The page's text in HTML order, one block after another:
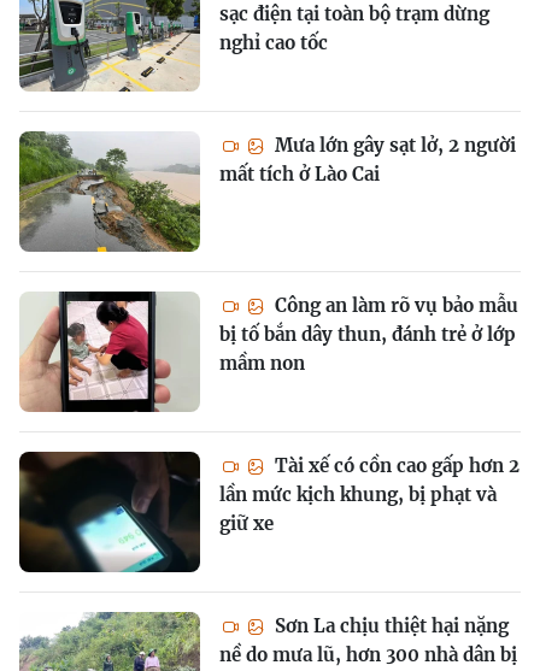
sạc điện tại toàn bộ trạm dừng
nghỉ cao tốc
Mưa lớn gây sạt lở, 2 người
mất tích ở Lào Cai
Công an làm rõ vụ bảo mẫu
bị tố bắn dây thun, đánh trẻ ở lớp
mầm non
Tài xế có cồn cao gấp hơn 2
lần mức kịch khung, bị phạt và
giữ xe
Sơn La chịu thiệt hại nặng
nề do mưa lũ, hơn 300 nhà dân bị